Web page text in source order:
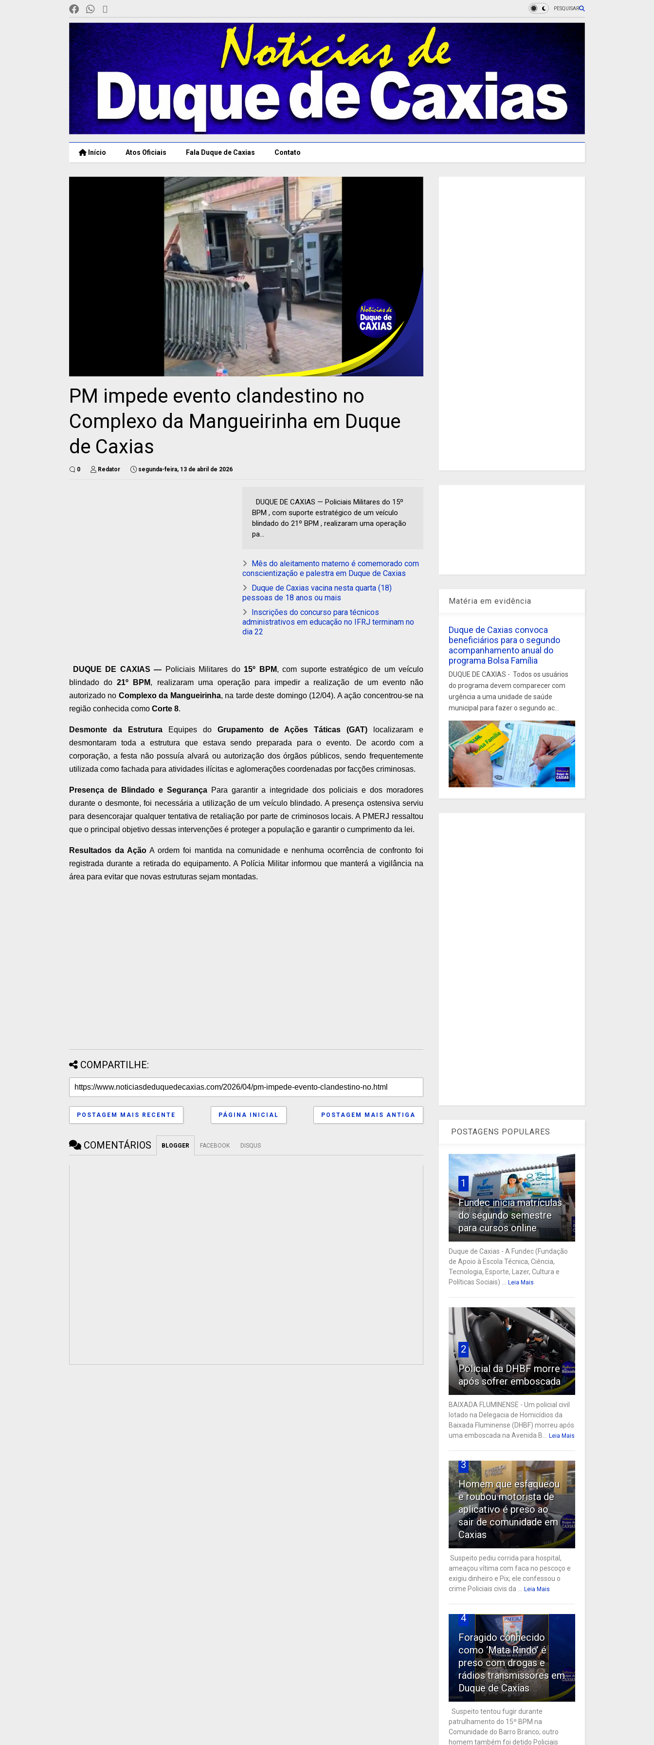
PESQUISAR
Início Atos Oficiais Fala Duque de Caxias Contato
PM impede evento clandestino no
Complexo da Mangueirinha em Duque
de Caxias
0 Redator segunda-feira, 13 de abril de 2026
DUQUE DE CAXIAS — Policiais Militares do 15º
BPM , com suporte estratégico de um veículo
blindado do 21º BPM , realizaram uma operação
pa...
Mês do aleitamento materno é comemorado com
conscientização e palestra em Duque de Caxias
Duque de Caxias vacina nesta quarta (18)
pessoas de 18 anos ou mais
Inscrições do concurso para técnicos
administrativos em educação no IFRJ terminam no
dia 22
DUQUE DE CAXIAS — Policiais Militares do 15º BPM, com suporte estratégico de um veículo
blindado do21º BPM, realizaram uma operação para impedir a realização de um evento não
autorizado no Complexo da Mangueirinha, na tarde deste domingo (12/04). A ação concentrou-se na
região conhecida como Corte 8.
Desmonte da Estrutura Equipes do Grupamento de Ações Táticas (GAT) localizaram e
desmontaram toda a estrutura que estava sendo preparada para o evento. De acordo com a
corporação, a festa não possuía alvará ou autorização dos órgãos públicos, sendo frequentemente
utilizada como fachada para atividades ilícitas e aglomerações coordenadas por facções criminosas.
Presença de Blindado e SegurançaPara garantir a integridade dos policiais e dos moradores
durante o desmonte, foi necessária a utilização de um veículo blindado. A presença ostensiva serviu
para desencorajar qualquer tentativa de retaliação por parte de criminosos locais. A PMERJ ressaltou
que o principal objetivo dessas intervenções é proteger a população e garantir o cumprimento da lei.
Resultados da AçãoA ordem foi mantida na comunidade e nenhuma ocorrência de confronto foi
registrada durante a retirada do equipamento. A Polícia Militar informou que manterá a vigilância na
área para evitar que novas estruturas sejam montadas.
COMPARTILHE:
POSTAGEM MAIS RECENTE POSTAGEM MAIS ANTIGA
PÁGINA INICIAL
COMENTÁRIOS BLOGGER FACEBOOK DISQUS
Matéria em evidência
Duque de Caxias convoca
beneficiários para o segundo
acompanhamento anual do
programa Bolsa Família
DUQUE DE CAXIAS - Todos os usuários
do programa devem comparecer com
urgência a uma unidade de saúde
municipal para fazer o segundo ac...
POSTAGENS POPULARES
1
Fundec inicia matrículas
do segundo semestre
para cursos online
Duque de Caxias - A Fundec (Fundação
de Apoio à Escola Técnica, Ciência,
Tecnologia, Esporte, Lazer, Cultura e
Políticas Sociais) ...
Leia Mais
2
Policial da DHBF morre
após sofrer emboscada
BAIXADA FLUMINENSE - Um policial civil
lotado na Delegacia de Homicídios da
Baixada Fluminense (DHBF) morreu após
uma emboscada na Avenida B...
Leia Mais
3
Homem que esfaqueou
e roubou motorista de
aplicativo é preso ao
sair de comunidade em
Caxias
Suspeito pediu corrida para hospital,
ameaçou vítima com faca no pescoço e
exigiu dinheiro e Pix; ele confessou o
crime Policiais civis da ...
Leia Mais
4
Foragido conhecido
como ‘Mata Rindo’ é
preso com drogas e
rádios transmissores em
Duque de Caxias
Suspeito tentou fugir durante
patrulhamento do 15º BPM na
Comunidade do Barro Branco; outro
homem também foi detido Policiais